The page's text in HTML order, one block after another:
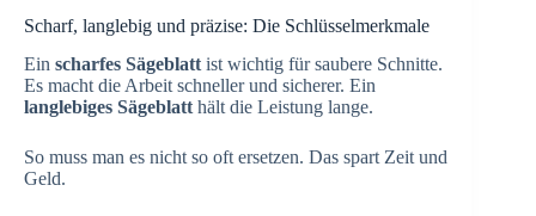
Scharf, langlebig und präzise: Die Schlüsselmerkmale
Ein scharfes Sägeblattist wichtig für saubere Schnitte.
Es macht die Arbeit schneller und sicherer. Ein
langlebiges Sägeblatthält die Leistung lange.
So muss man es nicht so oft ersetzen. Das spart Zeit und
Geld.